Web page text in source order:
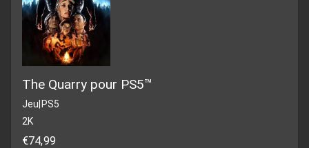
The Quarry pour PS5™
Jeu PS5
2K
€74,99